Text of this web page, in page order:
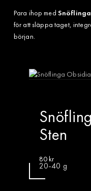
Para ihop med
för att släppa taget,
början.
Sten
80kr
20-40 g